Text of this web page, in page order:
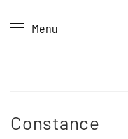
Skip to main content
Menu
Constance
Panneau de gestion des